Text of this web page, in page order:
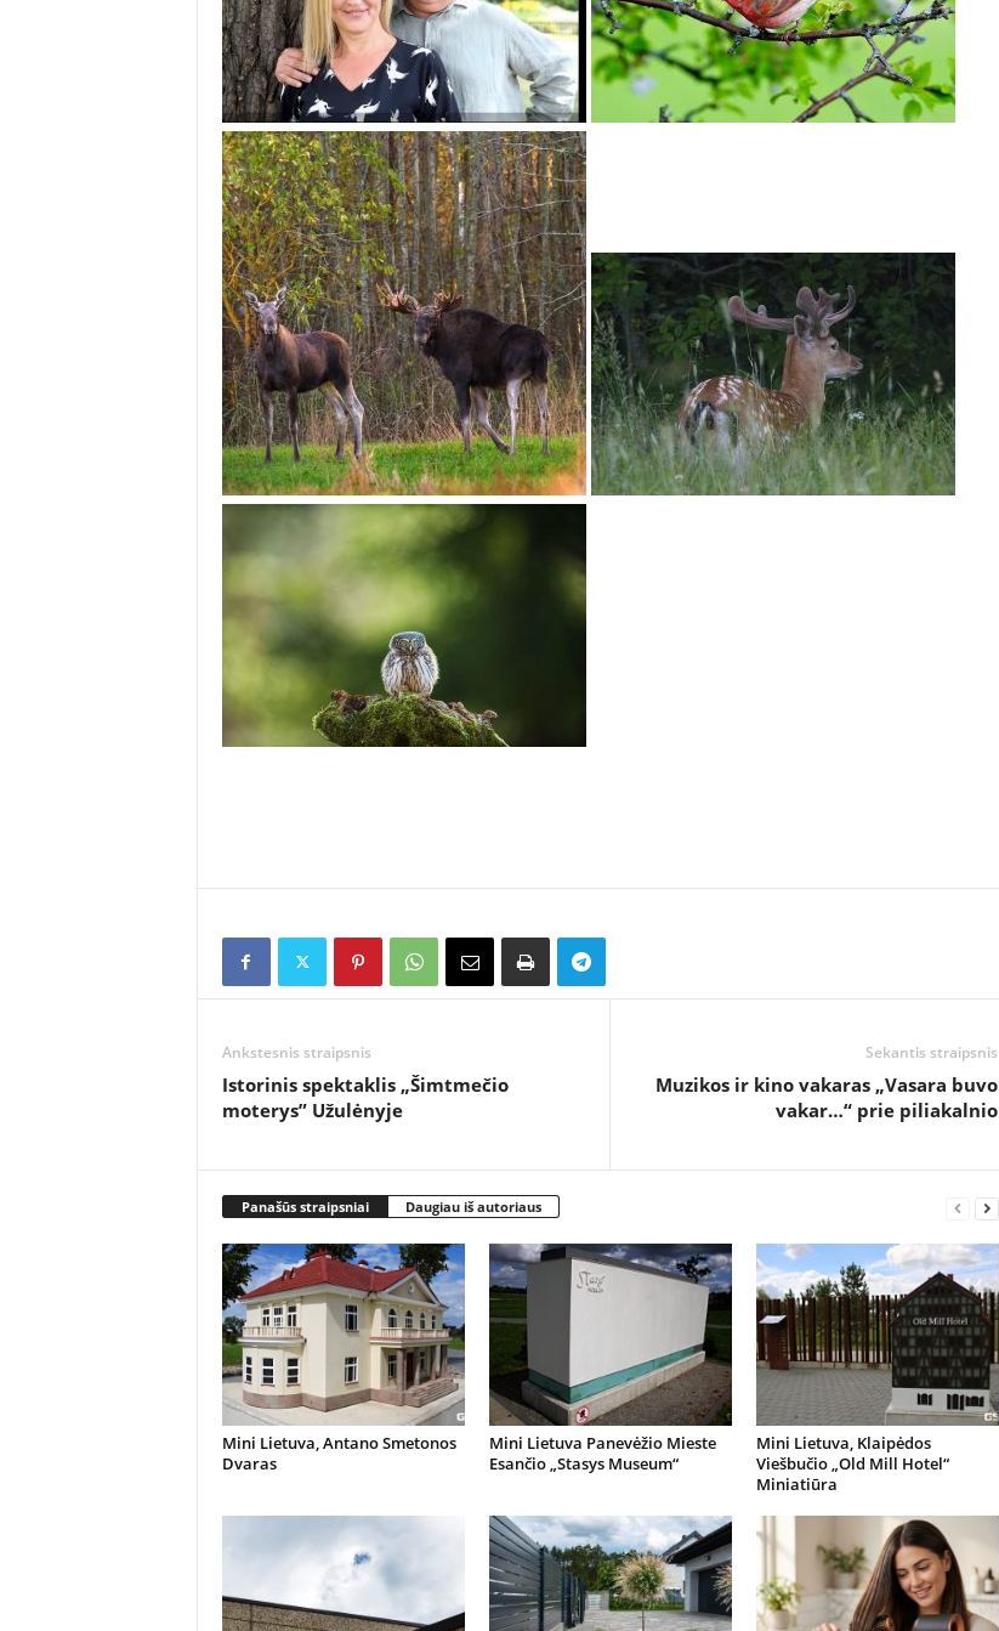
Ankstesnis straipsnis
Istorinis spektaklis „Šimtmečio
moterys” Užulėnyje
Sekantis straipsnis
Muzikos ir kino vakaras „Vasara buvo
vakar…“ prie piliakalnio
Panašūs straipsniai Daugiau iš autoriaus
Mini Lietuva, Antano Smetonos
Dvaras
Mini Lietuva Panevėžio Mieste
Esančio „Stasys Museum“
Mini Lietuva, Klaipėdos
Viešbučio „Old Mill Hotel“
Miniatiūra